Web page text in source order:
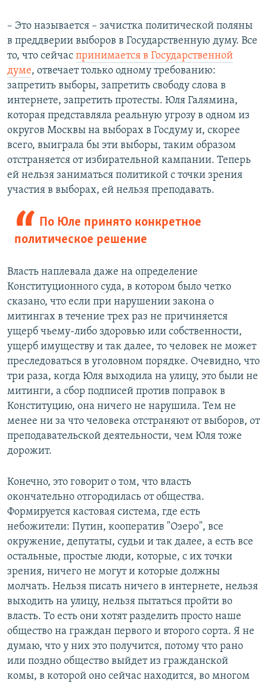
– Это называется – зачистка политической поляны
в преддверии выборов в Государственную думу. Все
то, что сейчас принимается в Государственной
думе, отвечает только одному требованию:
запретить выборы, запретить свободу слова в
интернете, запретить протесты. Юля Галямина,
которая представляла реальную угрозу в одном из
округов Москвы на выборах в Госдуму и, скорее
всего, выиграла бы эти выборы, таким образом
отстраняется от избирательной кампании. Теперь
ей нельзя заниматься политикой с точки зрения
участия в выборах, ей нельзя преподавать.
По Юле принято конкретное
политическое решение
Власть наплевала даже на определение
Конституционного суда, в котором было четко
сказано, что если при нарушении закона о
митингах в течение трех раз не причиняется
ущерб чьему-либо здоровью или собственности,
ущерб имуществу и так далее, то человек не может
преследоваться в уголовном порядке. Очевидно, что
три раза, когда Юля выходила на улицу, это были не
митинги, а сбор подписей против поправок в
Конституцию, она ничего не нарушила. Тем не
менее ни за что человека отстраняют от выборов, от
преподавательской деятельности, чем Юля тоже
дорожит.
Конечно, это говорит о том, что власть
окончательно отгородилась от общества.
Формируется кастовая система, где есть
небожители: Путин, кооператив "Озеро", все
окружение, депутаты, судьи и так далее, а есть все
остальные, простые люди, которые, с их точки
зрения, ничего не могут и которые должны
молчать. Нельзя писать ничего в интернете, нельзя
выходить на улицу, нельзя пытаться пройти во
власть. То есть они хотят разделить просто наше
общество на граждан первого и второго сорта. Я не
думаю, что у них это получится, потому что рано
или поздно общество выйдет из гражданской
комы, в которой оно сейчас находится, во многом